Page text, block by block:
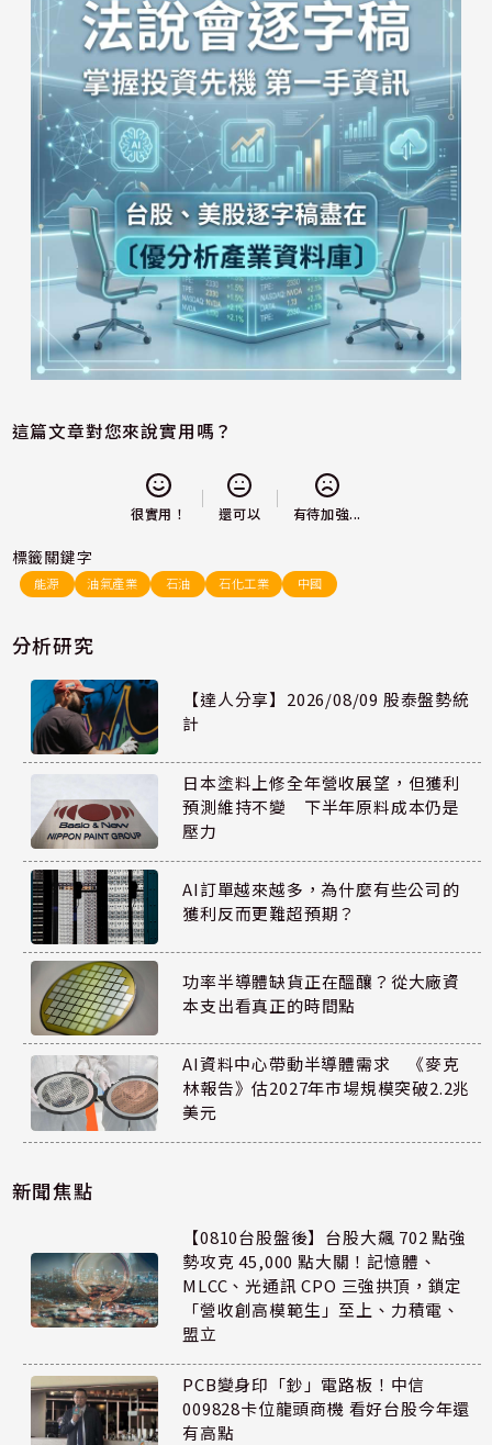
這篇文章對您來說實用嗎？
很實用！ 還可以 有待加強...
標籤關鍵字
能源 油氣產業 石油 石化工業 中國
分析研究
【達人分享】2026/08/09 股泰盤勢統
計
日本塗料上修全年營收展望，但獲利
預測維持不變 下半年原料成本仍是
壓力
AI訂單越來越多，為什麼有些公司的
獲利反而更難超預期？
功率半導體缺貨正在醞釀？從大廠資
本支出看真正的時間點
AI資料中心帶動半導體需求 《麥克
林報告》估2027年市場規模突破2.2兆
美元
新聞焦點
【0810台股盤後】台股大飆 702 點強
勢攻克 45,000 點大關！記憶體、
MLCC、光通訊 CPO 三強拱頂，鎖定
「營收創高模範生」至上、力積電、
盟立
PCB變身印「鈔」電路板！中信
009828卡位龍頭商機 看好台股今年還
有高點